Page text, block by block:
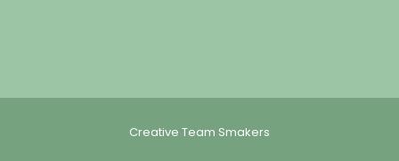
Creative Team Smakers